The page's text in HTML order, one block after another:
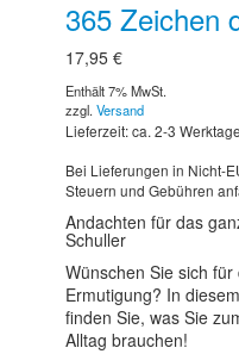
365 Zeichen
17,95 €
Enthält 7% MwSt.
zzgl. Versand
Lieferzeit: ca. 2-3 Werktage
Bei Lieferungen in Nicht-
Steuern und Gebühren
Andachten für das
Schuller
Wünschen Sie sich
Ermutigung? In
finden Sie, was Sie
Alltag brauchen!